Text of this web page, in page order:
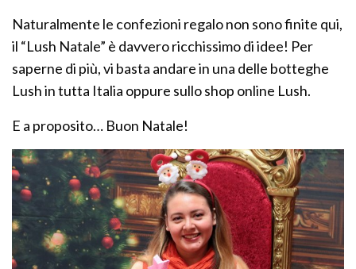
Naturalmente le confezioni regalo non sono finite qui,
il “Lush Natale” è davvero ricchissimo di idee! Per
saperne di più, vi basta andare in una delle botteghe
Lush in tutta Italia oppure sullo shop online Lush.
E a proposito… Buon Natale!